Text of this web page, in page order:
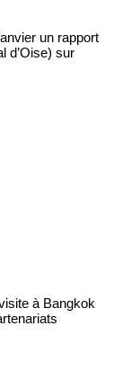
un rapport
d’Oise) sur
à Bangkok